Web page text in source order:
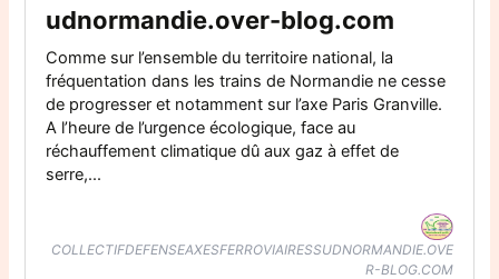
udnormandie.over-blog.com
Comme sur l’ensemble du territoire national, la
fréquentation dans les trains de Normandie ne cesse
de progresser et notamment sur l’axe Paris Granville.
A l’heure de l’urgence écologique, face au
réchauffement climatique dû aux gaz à effet de
serre,...
COLLECTIFDEFENSEAXESFERROVIAIRESSUDNORMANDIE.OVE
R-BLOG.COM